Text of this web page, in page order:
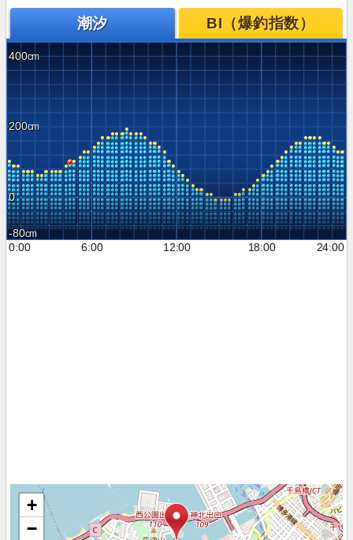
潮汐 BI（爆釣指数）
400
200
0
-80
0:00
6:00 12:00 18:00 24:00
+
−